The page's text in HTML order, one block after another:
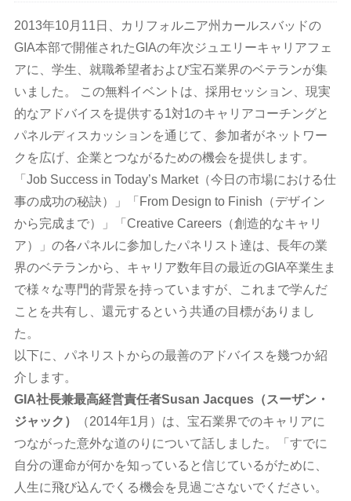
2013年10月11日、カリフォルニア州カールスバッドの
GIA本部で開催されたGIAの年次ジュエリーキャリアフェ
アに、学生、就職希望者および宝石業界のベテランが集
いました。 この無料イベントは、採用セッション、現実
的なアドバイスを提供する1対1のキャリアコーチングと
パネルディスカッションを通じて、参加者がネットワー
クを広げ、企業とつながるための機会を提供します。
「Job Success in Today’s Market（今日の市場における仕
事の成功の秘訣）」「From Design to Finish（デザイン
から完成まで）」「Creative Careers（創造的なキャリ
ア）」の各パネルに参加したパネリスト達は、長年の業
界のベテランから、キャリア数年目の最近のGIA卒業生ま
で様々な専門的背景を持っていますが、これまで学んだ
ことを共有し、還元するという共通の目標がありまし
た。
以下に、パネリストからの最善のアドバイスを幾つか紹
介します。
GIA社長兼最高経営責任者Susan Jacques（スーザン・
ジャック）
（2014年1月）は、宝石業界でのキャリアに
つながった意外な道のりについて話しました。「すでに
自分の運命が何かを知っていると信じているがために、
人生に飛び込んでくる機会を見過ごさないでください。